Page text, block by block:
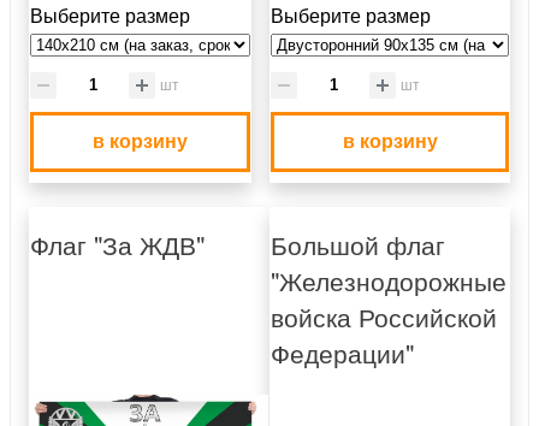
Выберите размер
шт
в корзину
Выберите размер
шт
в корзину
Флаг "За ЖДВ"
Большой флаг
"Железнодорожные
войска Российской
Федерации"